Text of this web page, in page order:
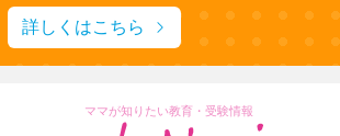
詳しくはこちら
ママが知りたい教育・受験情報